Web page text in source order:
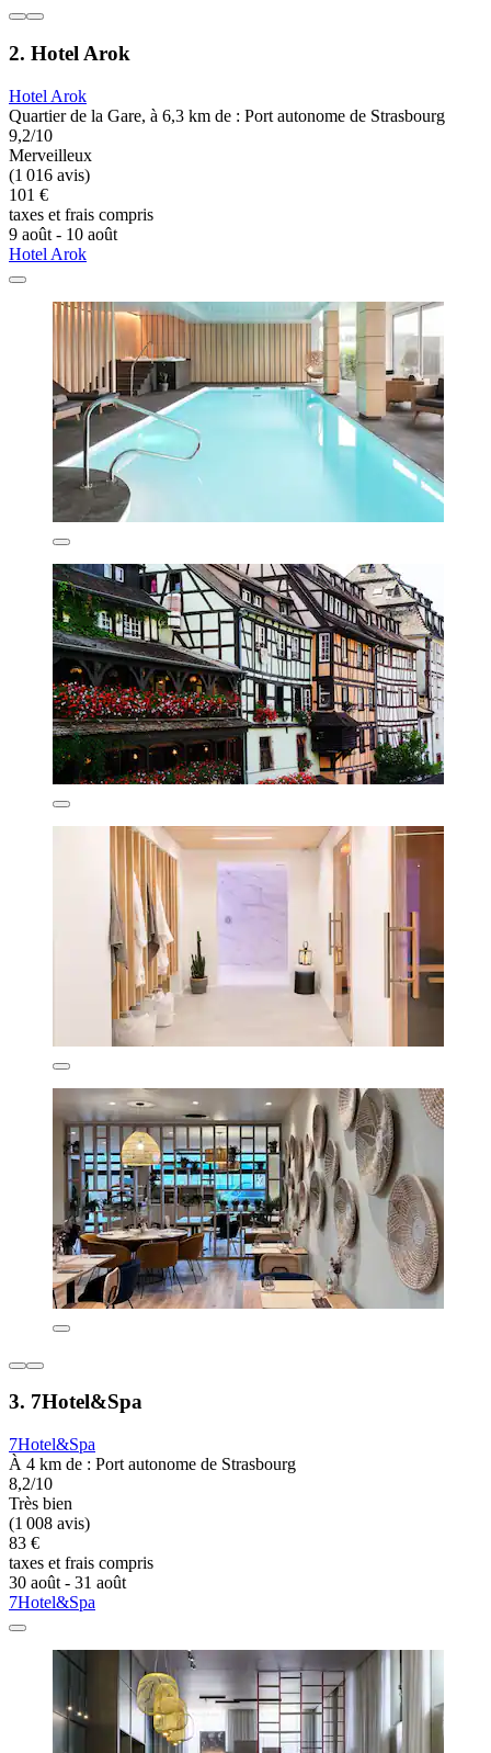
2. Hotel Arok
Hotel Arok
Quartier de la Gare, à 6,3 km de : Port autonome de Strasbourg
9,2/10
Merveilleux
(1 016 avis)
101 €
taxes et frais compris
9 août - 10 août
Hotel Arok
3. 7Hotel&Spa
7Hotel&Spa
À 4 km de : Port autonome de Strasbourg
8,2/10
Très bien
(1 008 avis)
83 €
taxes et frais compris
30 août - 31 août
7Hotel&Spa